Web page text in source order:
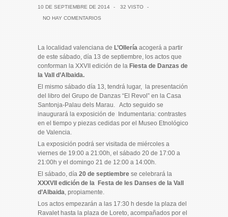
10 DE SEPTIEMBRE DE 2014 - 32 VISTO
-
NO HAY COMENTARIOS
La localidad valenciana de L’Ollería acogerá a partir
de este sábado, día 13 de septiembre, los actos que
conforman la XXVII edición de la Fiesta de Danzas de
la Vall d’Albaida.
El mismo sábado día 13, tendrá lugar, la presentación
del libro del Grupo de Danzas “El Revol” en la Casa
Santonja-Palau dels Marau. Acto seguido se
inaugurará la exposición de Indumentaria: contrastes
en el tiempo y piezas cedidas por el Museo Etnológico
de Valencia.
La exposición podrá ser visitada de miércoles a
viernes de 19:00 a 21:00h, el sábado 20 de 17:00 a
21:00h y el domingo 21 de 12:00 a 14:00h.
El sábado, día 20 de septiembre se celebrará la
XXXVII edición de la Festa de les Danses de la Vall
d’Albaida, propiamente.
Los actos empezarán a las 17:30 h desde la plaza del
Ravalet hasta la plaza de Loreto, acompañados por el